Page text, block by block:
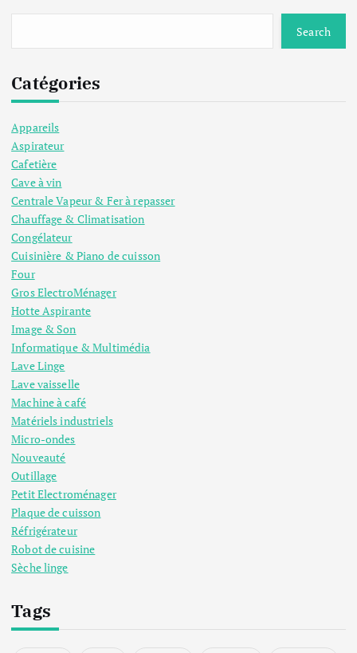
Search
Catégories
Appareils
Aspirateur
Cafetière
Cave à vin
Centrale Vapeur & Fer à repasser
Chauffage & Climatisation
Congélateur
Cuisinière & Piano de cuisson
Four
Gros ElectroMénager
Hotte Aspirante
Image & Son
Informatique & Multimédia
Lave Linge
Lave vaisselle
Machine à café
Matériels industriels
Micro-ondes
Nouveauté
Outillage
Petit Electroménager
Plaque de cuisson
Réfrigérateur
Robot de cuisine
Sèche linge
Tags